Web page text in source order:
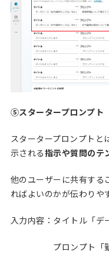
⑤スタータープロンプト
スタータープロンプト
示される指示や質問のテ
他のユーザーに共有する
ればよいのかが伝わりや
入力内容：タイトル「デ
プロンプト「勤務